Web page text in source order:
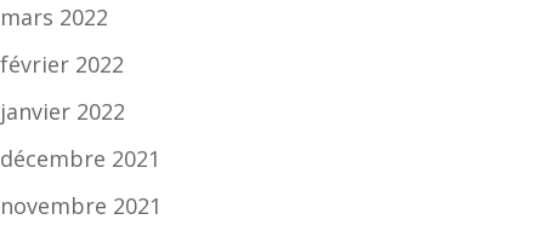
mars 2022
février 2022
janvier 2022
décembre 2021
novembre 2021